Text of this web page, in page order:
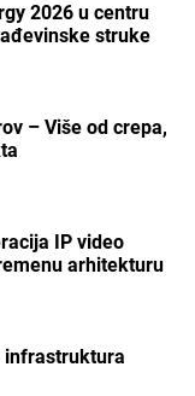
2026 u centru
struke
– Više od crepa,
IP video
arhitekturu
infrastruktura